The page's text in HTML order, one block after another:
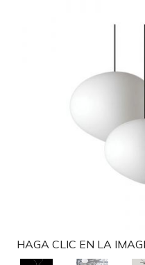
HAGA CLIC EN LA